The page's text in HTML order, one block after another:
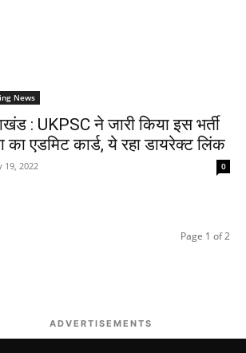
News
: UKPSC ने जारी किया इस भर्ती
का एडमिट कार्ड, ये रहा डायरेक्ट लिंक
19, 2022 0
Page 1 of 2
ADVERTISEMENTS